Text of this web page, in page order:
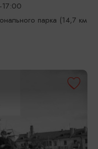
парка (14,7 км